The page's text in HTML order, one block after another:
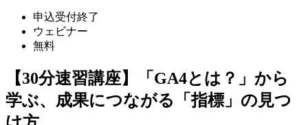
申込受付終了
ウェビナー
無料
【30分速習講座】「GA4とは？」から
学ぶ、成果につながる「指標」の見つ